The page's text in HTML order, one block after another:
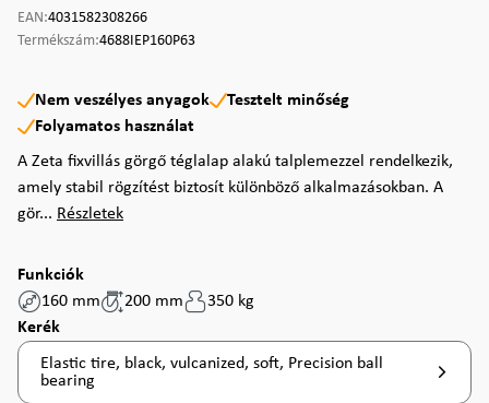
EAN:4031582308266
Termékszám:4688IEP160P63
Nem veszélyes anyagok
Tesztelt minőség
Folyamatos használat
A Zeta fixvillás görgő téglalap alakú talplemezzel rendelkezik,
amely stabil rögzítést biztosít különböző alkalmazásokban. A
gör... Részletek
Funkciók
160 mm
200 mm
350 kg
Válasszon
Kerék
Elastic tire, black, vulcanized, soft, Precision ball
bearing